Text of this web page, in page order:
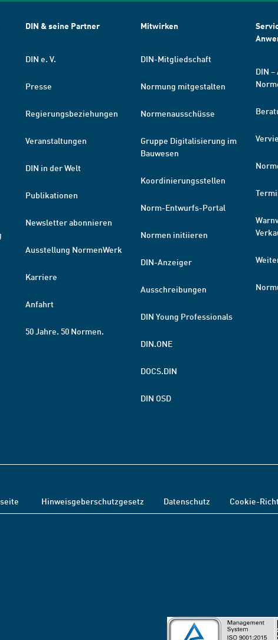
DIN & seine Partner
DIN e. V.
Presse
Regierungsbeziehungen
Veranstaltungen
DIN in der Welt
Publikationen
Newsletter abonnieren
Ausstellung NormenWerk
Karriere
Anfahrt
50 Jahre. 50 Normen.
Mitwirken
DIN-Mitgliedschaft
Normung mitgestalten
Normenausschüsse
Gruppe Digitalisierung im
Bauwesen
Koordinierungsstellen
Norm-Entwurfs-Portal
Normen initiieren
DIN-Anzeiger
Ausschreibungen
DIN Young Professionals
DIN.ONE
DOCS.DIN
DIN OSD
DIN
Hinweisgeberschutzgesetz Datenschutz Cookie-